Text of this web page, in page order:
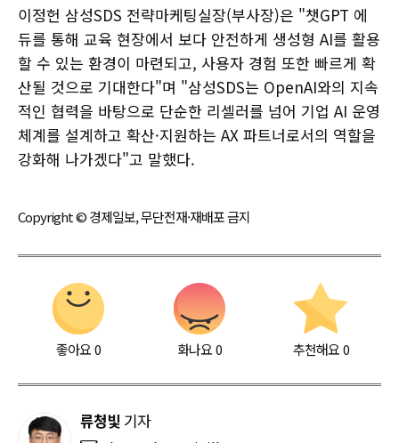
이정헌 삼성SDS 전략마케팅실장(부사장)은 "챗GPT 에
듀를 통해 교육 현장에서 보다 안전하게 생성형 AI를 활용
할 수 있는 환경이 마련되고, 사용자 경험 또한 빠르게 확
산될 것으로 기대한다"며 "삼성SDS는 OpenAI와의 지속
적인 협력을 바탕으로 단순한 리셀러를 넘어 기업 AI 운영
체계를 설계하고 확산·지원하는 AX 파트너로서의 역할을
강화해 나가겠다"고 말했다.
Copyright © 경제일보, 무단전재·재배포 금지
좋아요0 화나요0 추천해요 0
류청빛 기자